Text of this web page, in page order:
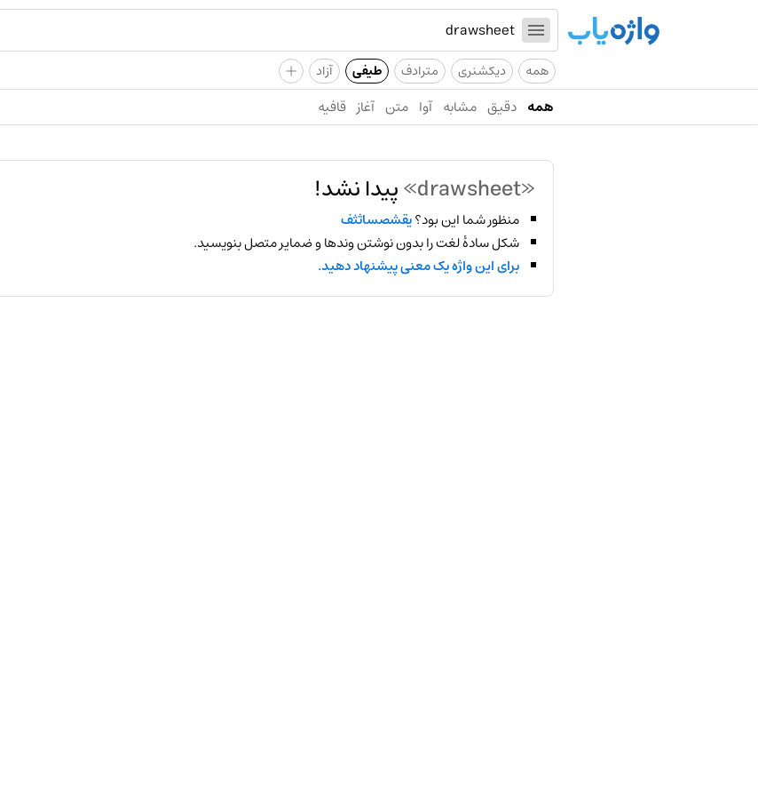
همه دیکشنری مترادف طیفی آزاد +
همه دقیق مشابه آوا متن آغاز قافیه
«drawsheet» پیدا نشد!
منظور شما این بود؟یقشصساثثف
شکل سادهٔ لغت را بدون نوشتن وندها و ضمایر متصل بنویسید.
برای این واژه یک معنی پیشنهاد دهید.